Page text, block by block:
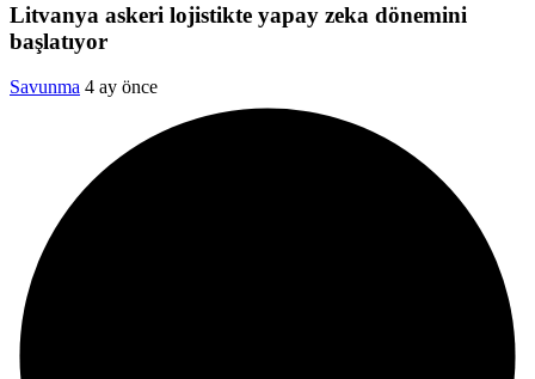
Litvanya askeri lojistikte yapay zeka dönemini
başlatıyor
Savunma 4 ay önce